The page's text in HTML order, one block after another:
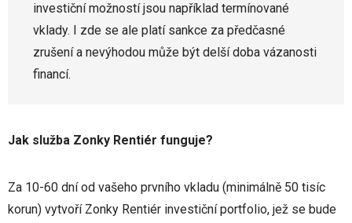
investiční možností jsou například termínované
vklady. I zde se ale platí sankce za předčasné
zrušení a nevýhodou může být delší doba vázanosti
financí.
Jak služba Zonky Rentiér funguje?
Za 10-60 dní od vašeho prvního vkladu (minimálně 50 tisíc
korun) vytvoří Zonky Rentiér investiční portfolio, jež se bude